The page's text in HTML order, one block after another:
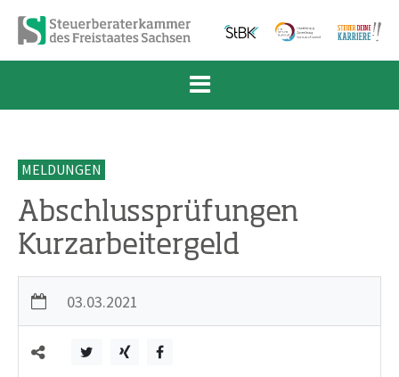
Zum Inhalt springen
Zur Navigation springen
Zum Fußbereich und Kontakt springen
MELDUNGEN
Abschlussprüfungen
Kurzarbeitergeld
03.03.2021